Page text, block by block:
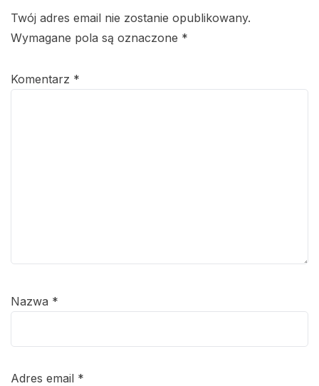
Twój adres email nie zostanie opublikowany.
Wymagane pola są oznaczone *
Komentarz *
Nazwa *
Adres email *